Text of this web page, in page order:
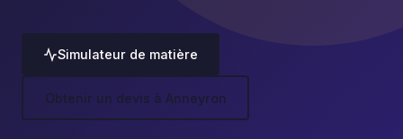
Simulateur de matière
Obtenir un devis à Anneyron